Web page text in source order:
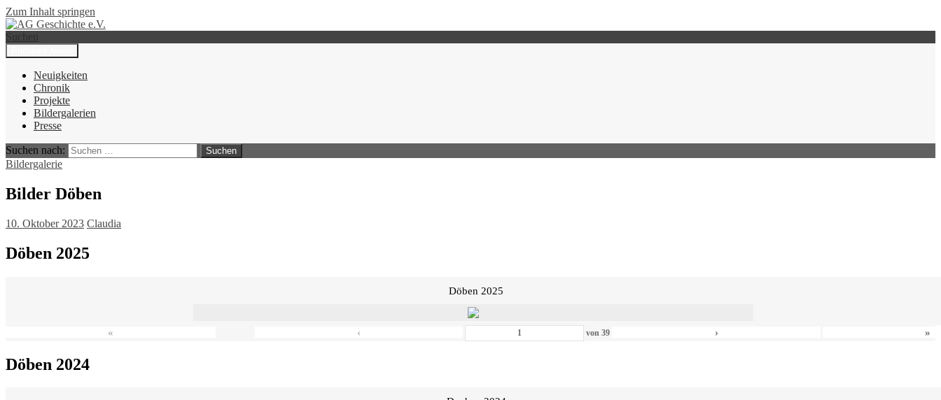
Zum Inhalt springen
AG Geschichte e.V.
Suchen
Neuigkeiten
Chronik
Projekte
Bildergalerien
Presse
Suchen nach:
Bildergalerie
Bilder Döben
10. Oktober 2023 Claudia
Döben 2025
Döben 2025
« ‹ von39 › »
Döben 2024